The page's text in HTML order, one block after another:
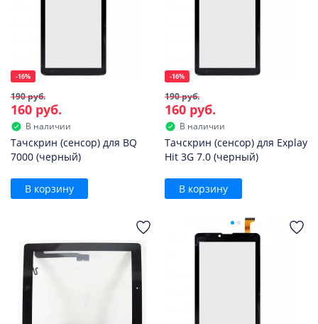
-16%
190 руб.
160 руб.
В наличии
Тачскрин (сенсор) для BQ
7000 (черный)
В корзину
-16%
190 руб.
160 руб.
В наличии
Тачскрин (сенсор) для Explay
Hit 3G 7.0 (черный)
В корзину